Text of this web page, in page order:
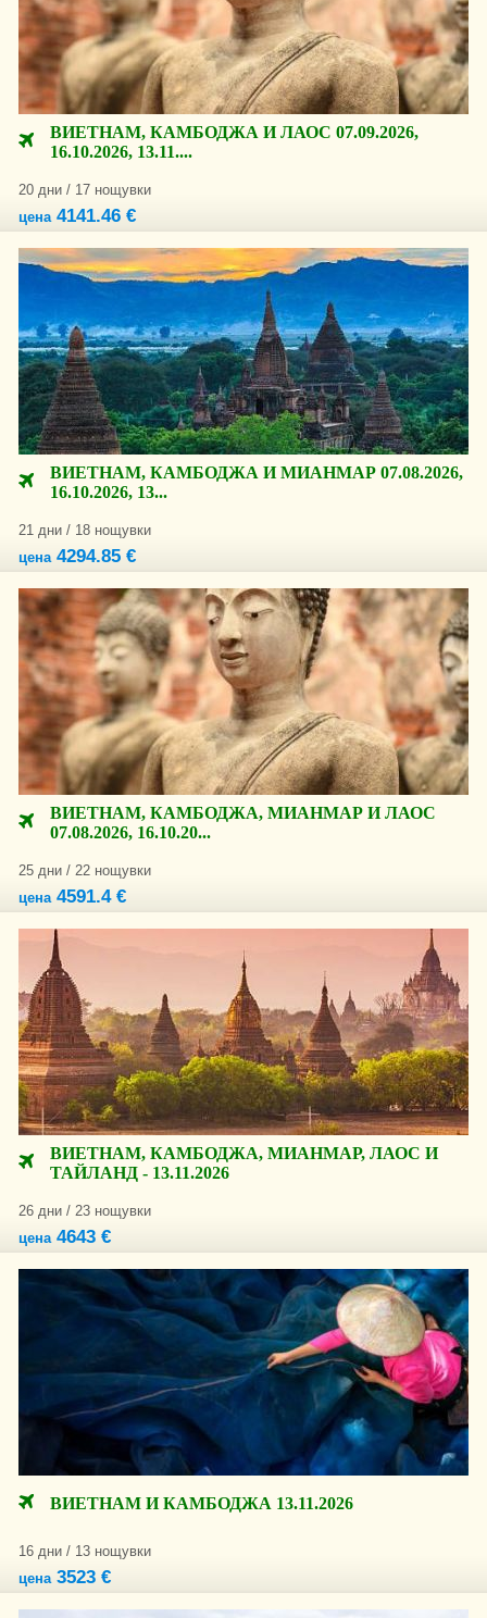
ВИЕТНАМ, КАМБОДЖА И ЛАОС 07.09.2026,
16.10.2026, 13.11....
20 дни / 17 нощувки
цена4141.46 €
ВИЕТНАМ, КАМБОДЖА И МИАНМАР 07.08.2026,
16.10.2026, 13...
21 дни / 18 нощувки
цена4294.85 €
ВИЕТНАМ, КАМБОДЖА, МИАНМАР И ЛАОС
07.08.2026, 16.10.20...
25 дни / 22 нощувки
цена4591.4 €
ВИЕТНАМ, КАМБОДЖА, МИАНМАР, ЛАОС И
ТАЙЛАНД - 13.11.2026
26 дни / 23 нощувки
цена4643 €
ВИЕТНАМ И КАМБОДЖА 13.11.2026
16 дни / 13 нощувки
цена3523 €